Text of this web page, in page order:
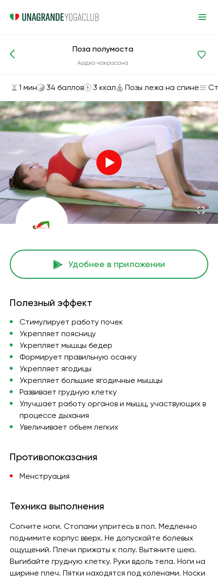
Асаны и упражнения
Поза полумоста
Ардха чакрасана
1 мин 34 баллов 3 ккал Позы лежа на спине
Удобнее в приложении
Полезный эффект
Стимулирует работу почек
Укрепляет поясницу
Укрепляет мышцы бедер
Формирует правильную осанку
Укрепляет ягодицы
Укрепляет большие ягодичные мышцы
Развивает грудную клетку
Улучшает работу органов и мышц, участвующих в
процессе дыхания
Увеличивает объем легких
Противопоказания
Менструация
Техника выполнения
Согните ноги. Стопами упритесь в пол. Медленно
поднимите корпус вверх. Не допускайте болевых
ощущений. Плечи прижаты к полу. Вытяните шею.
Выгибайте грудную клетку. Руки вдоль тела. Ноги на
ширине плеч. Пятки находятся под коленами. Носки